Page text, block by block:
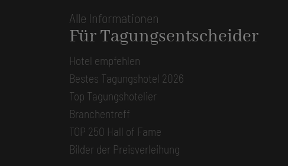
Alle Informationen
Für Tagungsentscheider
Hotel empfehlen
Bestes Tagungshotel 2026
Top Tagungshotelier
Branchentreff
TOP 250 Hall of Fame
Bilder der Preisverleihung